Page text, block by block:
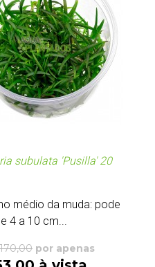
subulata 'Pusilla' 20
médio da muda: pode
4 a 10 cm...
por apenas